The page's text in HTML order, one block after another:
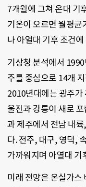
7개월에 그쳐 온대 기
기온이 오르면 월평
나 아열대 기후 조건
기상청 분석에서
주를 중심으로 14개
2010년대에는 광주가
울진과 강릉이 새로
과 제주에서 전남 내
다. 전주, 대구, 영덕,
가까워지며 아열대 기
미래 전망은 온실가